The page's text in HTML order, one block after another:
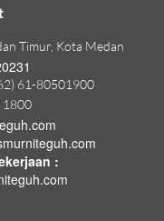
Timur, Kota Medan
61-80501900
1800
: